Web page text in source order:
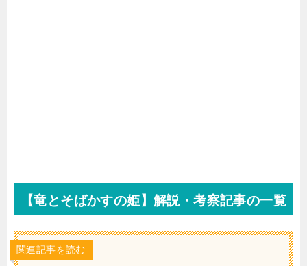
【竜とそばかすの姫】解説・考察記事の一覧
関連記事を読む